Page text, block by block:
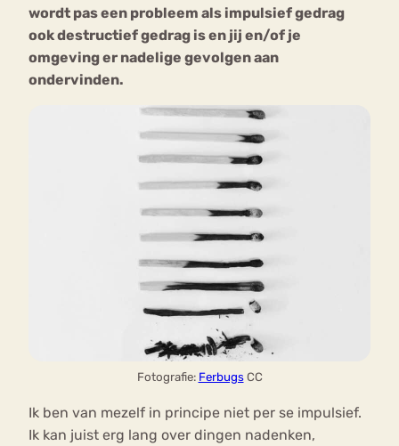
wordt pas een probleem als impulsief gedrag
ook destructief gedrag is en jij en/of je
omgeving er nadelige gevolgen aan
ondervinden.
Fotografie: FerbugsCC
Ik ben van mezelf in principe niet per se impulsief.
Ik kan juist erg lang over dingen nadenken,